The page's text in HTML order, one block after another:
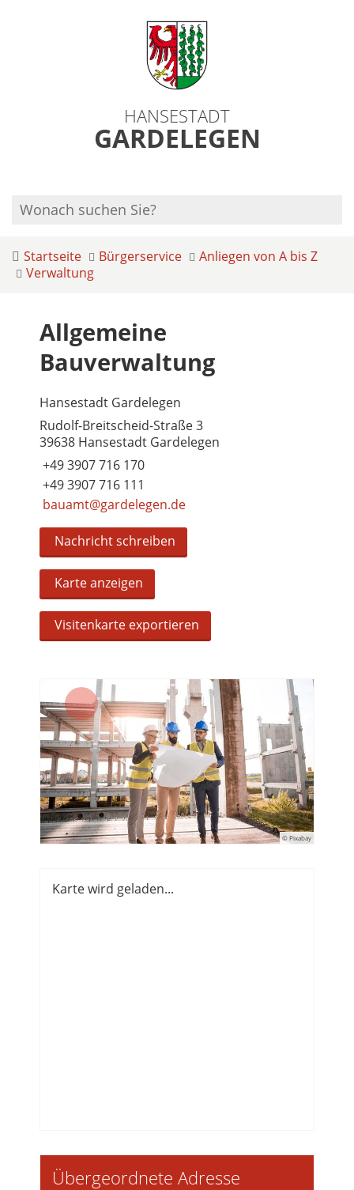
HANSESTADT
GARDELEGEN
Startseite Bürgerservice
Anliegen von A bis Z
Verwaltung
Allgemeine
Bauverwaltung
Hansestadt Gardelegen
Rudolf-Breitscheid-Straße 3
39638 Hansestadt Gardelegen
+49 3907 716 170
+49 3907 716 111
bauamt@gardelegen.de
Nachricht schreiben
Karte anzeigen
Visitenkarte exportieren
© Pixabay
Karte wird geladen...
Übergeordnete Adresse